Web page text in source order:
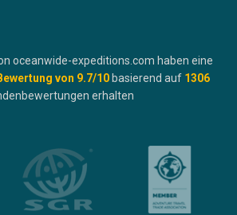
oceanwide-expeditions.com haben eine
von 9.7/10 basierend auf 1306
erhalten